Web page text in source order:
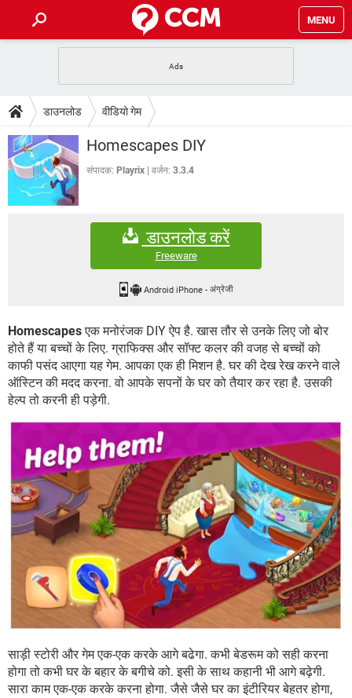
MENU
फोन पर अकाउंट बैलेंस चेक
WhatsApp Hack हो गया? Lucky Patcher यूज करें
टेक-स्पेशल
2020 के फ्री एंटीवायरस
बेस्ट फ्री ऑनलाइन गेम्स
डाउनलोड
Vidmate PUBG Mobile
WhatsRemoved+
FORUM
कंप्यूटर बस
डाउनलोड वीडियो गेम
Homescapes DIY
संपादक: Playrix वर्जन: 3.3.4
डाउनलोड करें
Freeware
Android iPhone-अंग्रेजी
Homescapesएक मनोरंजक DIY ऐप है. खास तौर से उनके लिए जो बोर
होते हैं या बच्चों के लिए. ग्राफिक्स और सॉफ्ट कलर की वजह से बच्चों को
काफी पसंद आएगा यह गेम. आपका एक ही मिशन है. घर की देख रेख करने वाले
ऑस्टिन की मदद करना. वो आपके सपनों के घर को तैयार कर रहा है. उसकी
हेल्प तो करनी ही पड़ेगी.
साड़ी स्टोरी और गेम एक-एक करके आगे बढेगा. कभी बेडरूम को सही करना
होगा तो कभी घर के बहार के बगीचे को. इसी के साथ कहानी भी आगे बढ़ेगी.
सारा काम एक-एक करके करना होगा. जैसे जैसे घर का इंटीरियर बेहतर होगा,